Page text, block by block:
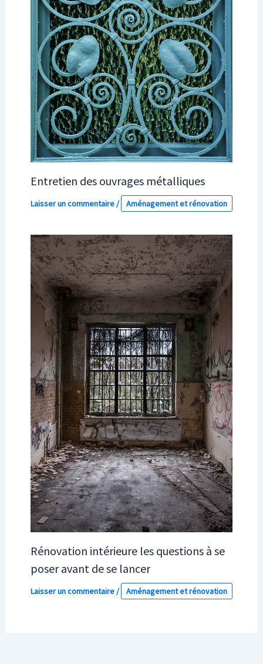
Entretien des ouvrages métalliques
Laisser un commentaire/ Aménagement et rénovation
Rénovation intérieure les questions à se
poser avant de se lancer
Laisser un commentaire/ Aménagement et rénovation